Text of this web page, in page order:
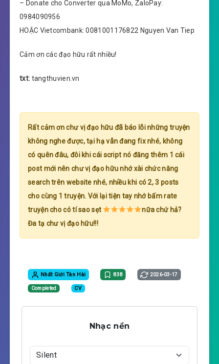
– Donate cho Converter qua MoMo, ZaloPay:
0984090956
HOẶC Vietcombank: 0081001176822 Nguyen Van Tiep
Cảm ơn các đạo hữu rất nhiều!
txt: tangthuvien.vn
Rất cảm ơn chư vị đạo hữu đã báo lỗi những truyện
không nghe được, tại hạ vẫn đang fix nhé, không
có quên đâu, đôi khi cái script nó đăng thêm 1 cái
post mới nên chư vị đạo hữu nhớ xài chức năng
search trên website nhé, nhiều khi có 2, 3 posts
cho cùng 1 truyện. Với lại tiện tay nhớ bấm rate
truyện cho có tí sao sẹt
nữa chứ hả?
Đa tạ chư vị đạo hữu!!!
Nhất Giới Tàn Hài 838 2026-03-17
Completed CV
Nhạc nền